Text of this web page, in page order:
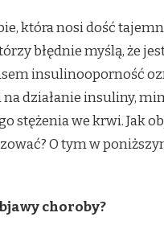
która nosi dość
błędnie myślą, że
insulinooporność
działanie insuliny,
stężenia we krwi. Jak
O tym w
choroby?